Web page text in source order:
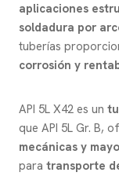
aplicaciones
soldadura por
tuberías
corrosión y
API 5L X42 es un
que API 5L Gr. B,
mecánicas y
para transporte